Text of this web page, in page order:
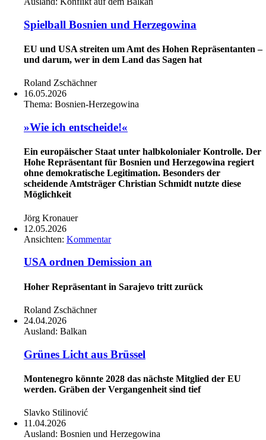
Spielball Bosnien und Herzegowina
EU und USA streiten um Amt des Hohen Repräsentanten –
und darum, wer in dem Land das Sagen hat
Roland Zschächner
16.05.2026
Thema: Bosnien-Herzegowina
»Wie ich entscheide!«
Ein europäischer Staat unter halbkolonialer Kontrolle. Der
Hohe Repräsentant für Bosnien und Herzegowina regiert
ohne demokratische Legitimation. Besonders der
scheidende Amtsträger Christian Schmidt nutzte diese
Möglichkeit
Jörg Kronauer
12.05.2026
Ansichten: Kommentar
USA ordnen Demission an
Hoher Repräsentant in Sarajevo tritt zurück
Roland Zschächner
24.04.2026
Ausland: Balkan
Grünes Licht aus Brüssel
Montenegro könnte 2028 das nächste Mitglied der EU
werden. Gräben der Vergangenheit sind tief
Slavko Stilinović
11.04.2026
Ausland: Bosnien und Herzegowina